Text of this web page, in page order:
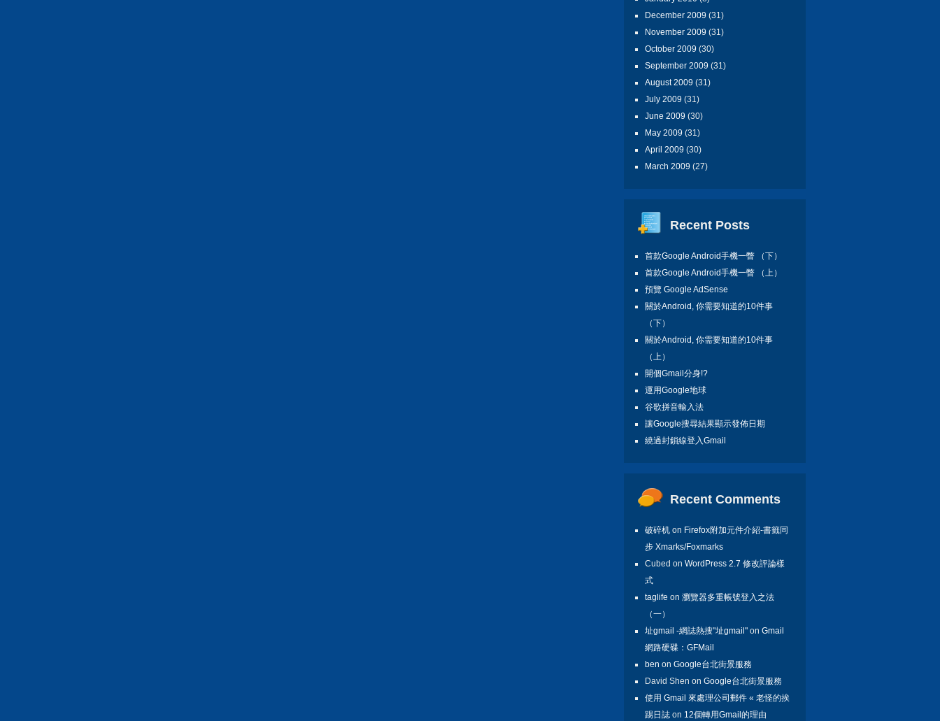
December 2009 (31)
November 2009 (31)
October 2009 (30)
September 2009 (31)
August 2009 (31)
July 2009 (31)
June 2009 (30)
May 2009 (31)
April 2009 (30)
March 2009 (27)
Recent Posts
首款Google Android手機一瞥 （下）
首款Google Android手機一瞥 （上）
預覽 Google AdSense
關於Android, 你需要知道的10件事
（下）
關於Android, 你需要知道的10件事
（上）
開個Gmail分身!?
運用Google地球
谷歌拼音輸入法
讓Google搜尋結果顯示發佈日期
繞過封鎖線登入Gmail
Recent Comments
破碎机 on Firefox附加元件介紹-書籤同
步 Xmarks/Foxmarks
Cubed on WordPress 2.7 修改評論樣
式
taglife on 瀏覽器多重帳號登入之法
（一）
址gmail -網誌熱搜"址gmail" on Gmail
網路硬碟：GFMail
ben on Google台北街景服務
David Shen on Google台北街景服務
使用 Gmail 來處理公司郵件 « 老怪的挨
踢日誌 on 12個轉用Gmail的理由